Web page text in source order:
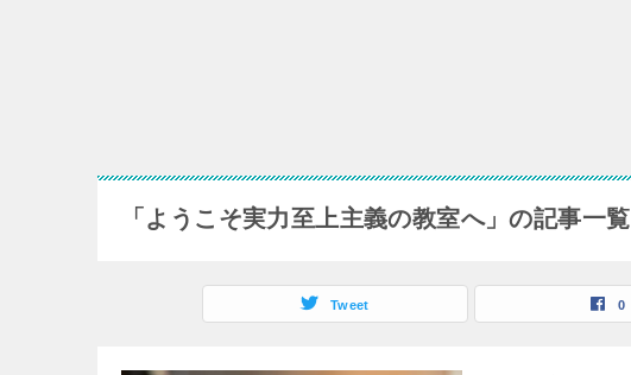
「ようこそ実力至上主義の教室へ」の記事一覧
Tweet 0